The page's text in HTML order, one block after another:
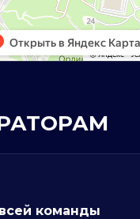
команды